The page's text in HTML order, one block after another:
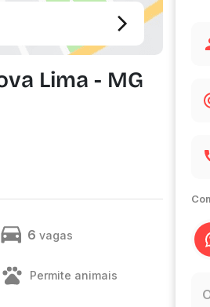
Lima - MG
6 vagas
Permite animais